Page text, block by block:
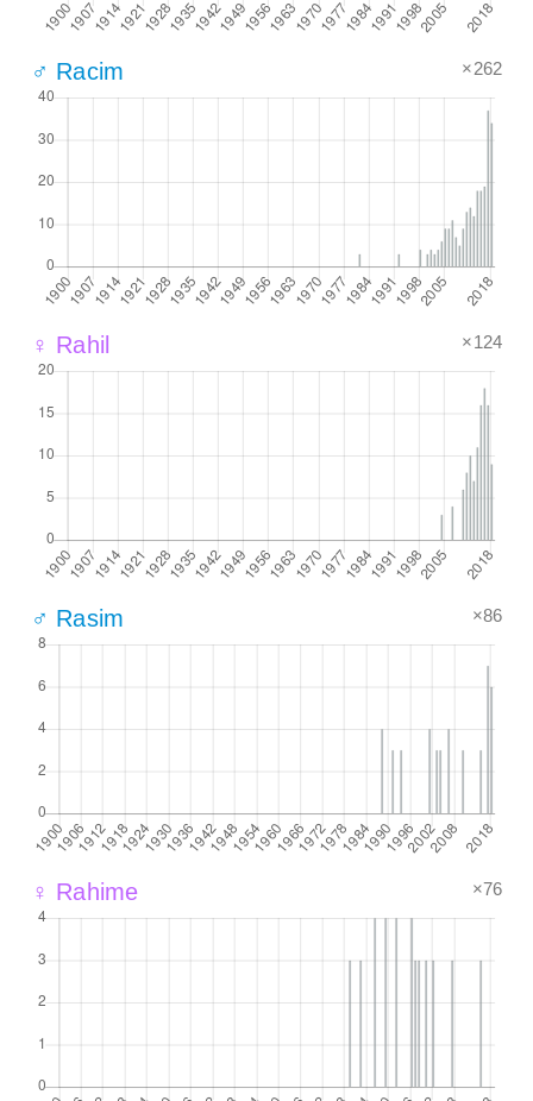
♂ Racim ×262
♀ Rahil ×124
♂ Rasim ×86
♀ Rahime ×76